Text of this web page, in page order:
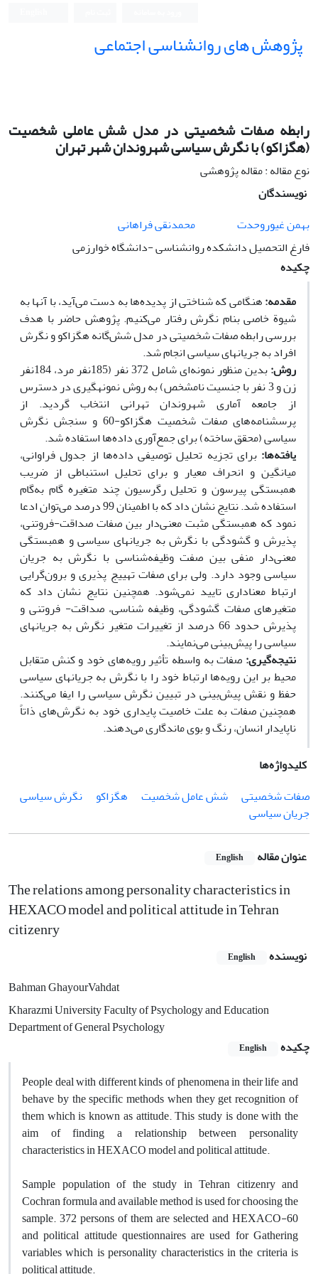
پژوهش های روانشناسی اجتماعی
رابطه صفات شخصیتی در مدل شش عاملی شخصیت
(هگزاکو) با نگرش سیاسی شهروندان شهر تهران
نوع مقاله : مقاله پژوهشی
نویسندگان
بهمن غیوروحدت
محمدنقی فراهانی
فارغ التحصیل دانشکده روانشناسی -دانشگاه خوارزمی
چکیده
مقدمه:هنگامی که شناختی از پدیده‌ها به دست می‌آید، با آنها به
شیوة خاصی بنام نگرش رفتار می‌کنیم. پژوهش حاضر با هدف
بررسی رابطه صفات شخصیتی در مدل شش‌گانه هگزاکو و نگرش
افراد به جریان­های سیاسی انجام شد.
روش:
بدین منظور نمونه‌ای شامل 372 نفر (185نفر مرد، 184نفر
زن و 3 نفر با جنسیت نامشخص) به روش نمونه­گیری در دسترس
از جامعه آماری شهروندان تهرانی انتخاب گردید. از
پرسشنامه‌های صفات شخصیت هگزاکو-60 و سنجش نگرش
سیاسی (محقق ساخته) برای جمع‌آوری داده‌ها استفاده شد.
یافته‌ها: برای تجزیه تحلیل توصیفی داده‌ها از جدول فراوانی،
میانگین و انحراف معیار و برای تحلیل استنباطی از ضریب
همبستگی پیرسون و تحلیل رگرسیون چند متغیره گام ‌به‌گام
استفاده شد. نتایج نشان داد که با اطمینان 99 درصد می‌توان ادعا
نمود که همبستگی مثبت معنی‌دار بین صفات صداقت-فروتنی،
پذیرش و گشودگی با نگرش به جریان­های سیاسی و همبستگی
معنی‌دار منفی بین صفت وظیفه‌شناسی با نگرش به جریان
سیاسی وجود دارد. ولی برای صفات تهییج ‌پذیری و برون‌گرایی
ارتباط معناداری تایید نمی‌شود. همچنین نتایج نشان داد که
متغیرهای صفات گشودگی، وظیفه شناسی، صداقت- فروتنی و
پذیرش حدود 66 درصد از تغییرات متغیر نگرش به جریان­های
سیاسی را پیش‌بینی می‌نمایند.
نتیجه‌گیری: صفات به واسطه تأثیر رویه‌های خود و کنش متقابل
محیط بر این رویه‌ها ارتباط خود را با نگرش به جریان­های سیاسی
حفظ و نقش پیش‌بینی در تبیین نگرش سیاسی را ایفا می‌کنند.
همچنین صفات به علت خاصیت پایداری خود به نگرش‌های ذاتاً
ناپایدار انسان، رنگ و بوی ماندگاری می‌دهند.
کلیدواژه‌ها
صفات شخصیتی
شش عامل شخصیت هگزاکو
نگرش سیاسی
جریان سیاسی
عنوان مقاله English
The relations among personality characteristics in
HEXACO model and political attitude in Tehran
citizenry
نویسنده English
Bahman GhayourVahdat
Kharazmi University Faculty of Psychology and Education
Department of General Psychology
چکیده
English
People deal with different kinds of phenomena in their life and
behave by the specific methods when they get recognition of
them which is known as attitude. This study is done with the
aim of finding a relationship between personality
characteristics in HEXACO model and political attitude.
Sample population of the study in Tehran citizenry and
Cochran formula and available method is used for choosing the
sample. 372 persons of them are selected and HEXACO-60
and political attitude questionnaires are used for Gathering
variables which is personality characteristics in the criteria is
political attitude.